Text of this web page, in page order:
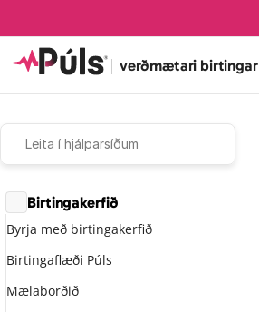
| verðmætari birtingar
Leita í hjálparsíðum
Birtingakerfið
Byrja með birtingakerfið
Birtingaflæði Púls
Mælaborðið